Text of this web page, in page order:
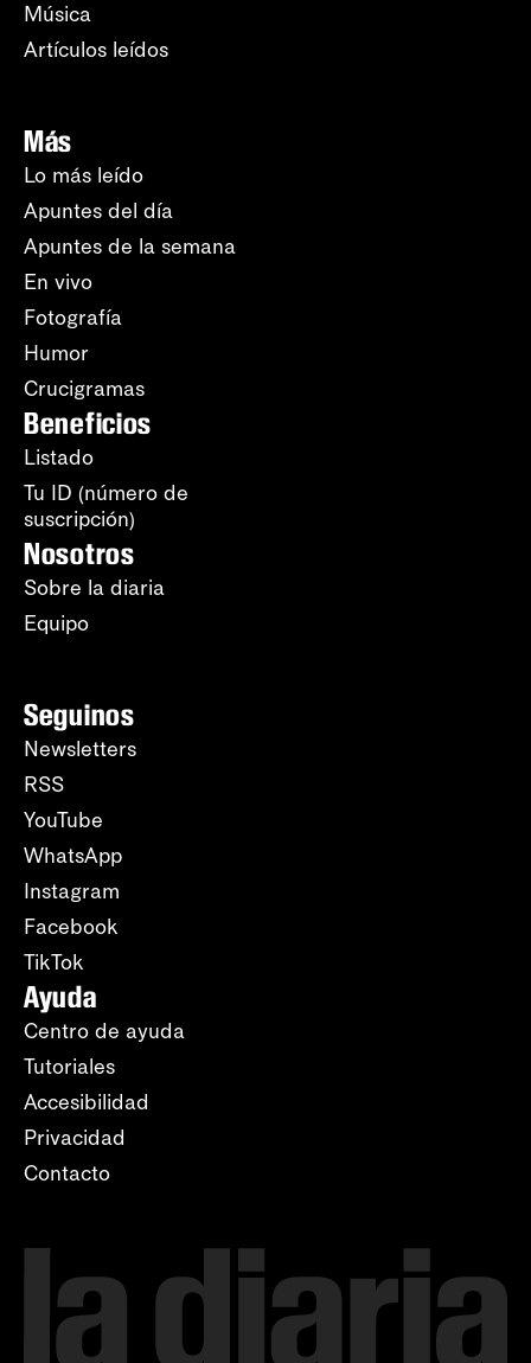
Música
Artículos leídos
Más
Lo más leído
Apuntes del día
Apuntes de la semana
En vivo
Fotografía
Humor
Crucigramas
Beneficios
Listado
Tu ID (número de
suscripción)
Nosotros
Sobre la diaria
Equipo
Seguinos
Newsletters
RSS
YouTube
WhatsApp
Instagram
Facebook
TikTok
Ayuda
Centro de ayuda
Tutoriales
Accesibilidad
Privacidad
Contacto